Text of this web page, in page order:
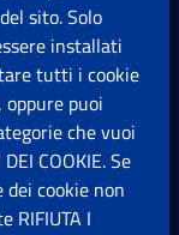
sito. Solo
installati
tutti i cookie
oppure puoi
che vuoi
COOKIE. Se
cookie non
RIFIUTA I